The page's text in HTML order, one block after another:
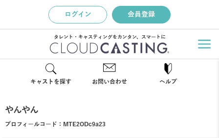
ログイン 会員登録
タレント・キャスティングをカンタン、スマートに
キャストを探す お問い合わせ ヘルプ
やんやん
プロフィールコード： MTE2ODc9a23